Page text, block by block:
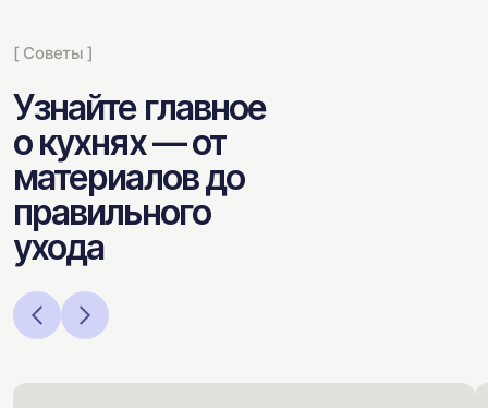
[ Советы ]
Узнайте главное
о кухнях — от
материалов до
правильного
ухода